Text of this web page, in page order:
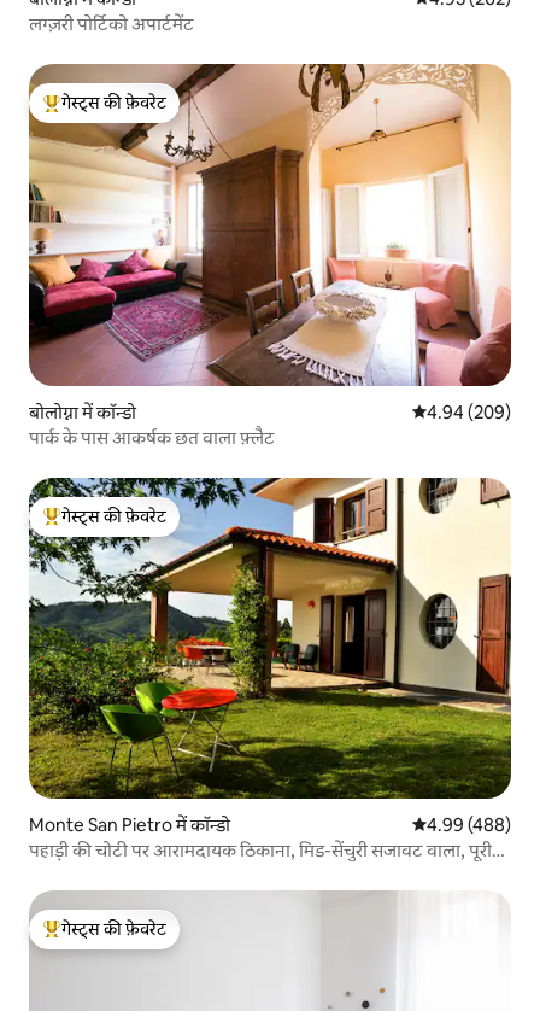
लग्ज़री पोर्टिको अपार्टमेंट
गेस्ट्स का टॉप फ़ेवरेट
गेस्ट्स की फ़ेवरेट
बोलोग्ना में कॉन्डो औसत रेटिंग 5 में से
4.94 (209)
पार्क के पास आकर्षक छत वाला फ़्लैट
गेस्ट्स का टॉप फ़ेवरेट
गेस्ट्स की फ़ेवरेट
Monte San Pietro में कॉन्डो औसत रेटिंग 5 में से
4.99 (488)
पहाड़ी की चोटी पर आरामदायक ठिकाना, मिड-सेंचुरी सजावट वाला, पूरी
गेस्ट्स का टॉप फ़ेवरेट
गेस्ट्स की फ़ेवरेट